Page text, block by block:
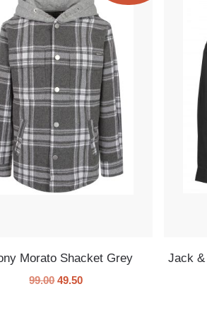
Morato Shacket Grey
99.00 49.50
Jack